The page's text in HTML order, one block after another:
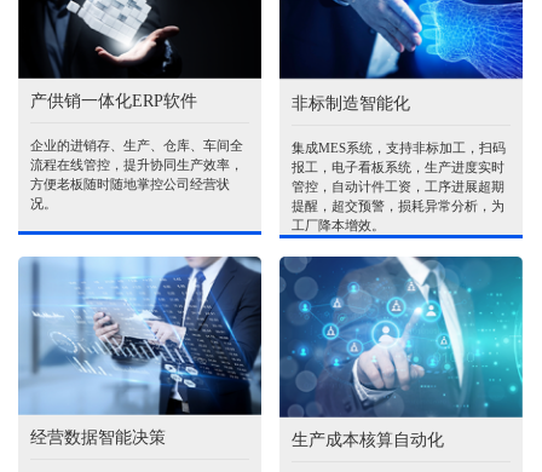
产供销一体化ERP软件
企业的进销存、生产、仓库、车间全
流程在线管控，提升协同生产效率，
方便老板随时随地掌控公司经营状
况。
非标制造智能化
集成MES系统，支持非标加工，扫码
报工，电子看板系统，生产进度实时
管控，自动计件工资，工序进展超期
提醒，超交预警，损耗异常分析，为
工厂降本增效。
经营数据智能决策 生产成本核算自动化